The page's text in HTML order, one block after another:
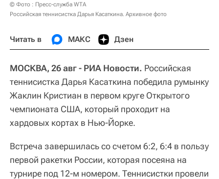
© Фото : Пресс-служба WTA
Российская теннисистка Дарья Касаткина. Архивное фото
Читать в МАКС Дзен
МОСКВА, 26 авг - РИА Новости. Российская
теннисистка Дарья Касаткина победила румынку
Жаклин Кристиан в первом круге Открытого
чемпионата США, который проходит на
хардовых кортах в Нью-Йорке.
Встреча завершилась со счетом 6:2, 6:4 в пользу
первой ракетки России, которая посеяна на
турнире под 12-м номером. Теннисистки провели